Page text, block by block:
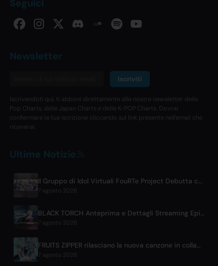
Seguici
Newsletter
Iscriviti
Iscrivendoti qui, ti abboni direttamente alle nostre newsletter delle
Pop Charts, delle Japan Charts e delle K-POP Charts. Dovrai
confermare la tua iscrizione cliccando sul link presente nell'email che
riceverai.
Ultime Notizie
Il Gruppo di Idol Virtuali FouRTe Project Debutta con l'Album 'ALL IN' Prodotto da ☆Taku Takahashi degli m-flo
7 agosto 2026
BLACK TORCH Anteprima e Dettagli Streaming Episodio 6
7 agosto 2026
FRUITS ZIPPER rilasciano la nuova canzone in collaborazione '1,2,3,FOOOOUR'
7 agosto 2026